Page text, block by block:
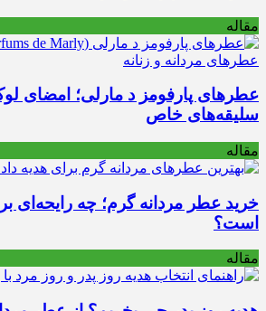
مقاله
عطرهای پارفومز د مارلی؛ امضای
سلیقه‌های خاص
مقاله
خرید عطر مردانه گرم؛ چه رایحه‌ای
است؟
مقاله